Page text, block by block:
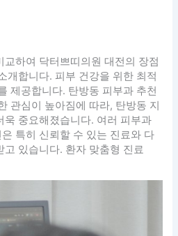
하여 닥터쁘띠의원 대전의 장점
개합니다. 피부 건강을 위한 최적
제공합니다. 탄방동 피부과 추천
관심이 높아짐에 따라, 탄방동 지
욱 중요해졌습니다. 여러 피부과
특히 신뢰할 수 있는 진료와 다
있습니다. 환자 맞춤형 진료